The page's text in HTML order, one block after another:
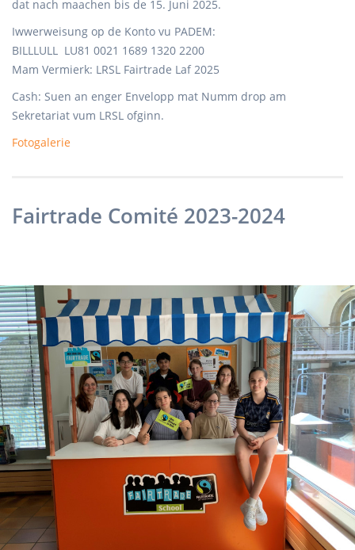
dat nach maachen bis de 15. Juni 2025.
Iwwerweisung op de Konto vu PADEM:
BILLLULL LU81 0021 1689 1320 2200
Mam Vermierk: LRSL Fairtrade Laf 2025
Cash: Suen an enger Envelopp mat Numm drop am
Sekretariat vum LRSL ofginn.
Fotogalerie
Fairtrade Comité 2023-2024